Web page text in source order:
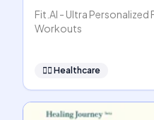
Fit.AI - Ultra
Workouts
👩‍⚕️ Healthcare